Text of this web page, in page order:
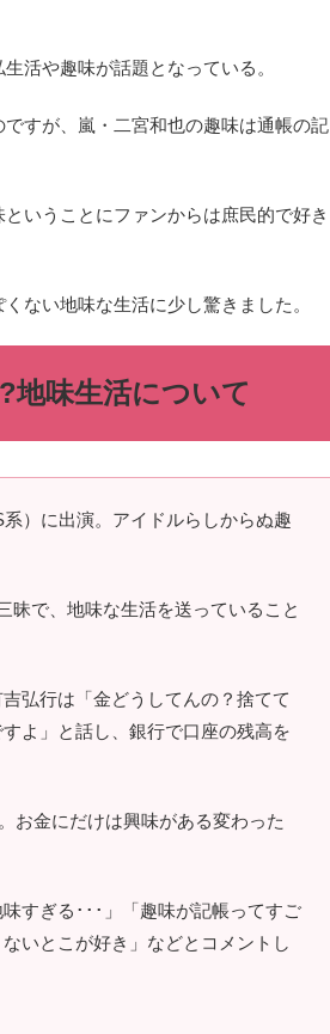
活や趣味が話題となっている。
すが、嵐・二宮和也の趣味は通帳の記
いうことにファンからは庶民的で好き
ない地味な生活に少し驚きました。
地味生活について
）に出演。アイドルらしからぬ趣
昧で、地味な生活を送っていること
弘行は「金どうしてんの？捨てて
よ」と話し、銀行で口座の残高を
お金にだけは興味がある変わった
すぎる･･･」「趣味が記帳ってすご
いとこが好き」などとコメントし